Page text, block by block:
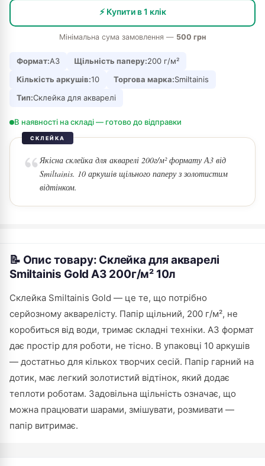
⚡ Купити в 1 клік
Мінімальна сума замовлення — 500 грн
Формат:А3 Щільність паперу:200 г/м²
Кількість аркушів:10 Торгова марка:Smiltainis
Тип:Склейка для акварелі
В наявності на складі — готово до відправки
СКЛЕЙКА
Якісна склейка для акварелі 200г/м² формату А3 від
Smiltainis. 10 аркушів щільного паперу з золотистим
відтінком.
📝 Опис товару: Склейка для акварелі
Smiltainis Gold A3 200г/м² 10л
Склейка Smiltainis Gold — це те, що потрібно
серйозному акварелісту. Папір щільний, 200 г/м², не
коробиться від води, тримає складні техніки. А3 формат
дає простір для роботи, не тісно. В упаковці 10 аркушів
— достатньо для кількох творчих сесій. Папір гарний на
дотик, має легкий золотистий відтінок, який додає
теплоти роботам. Задовільна щільність означає, що
можна працювати шарами, змішувати, розмивати —
папір витримає.